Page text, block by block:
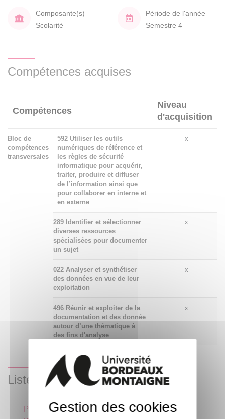
Composante(s)
Scolarité
Période de l'année
Semestre 4
Compétences acquises
Compétences
Niveau
d'acquisition
Bloc de
compétences
transversales
592 Utiliser les outils
numériques de référence et
les règles de sécurité
informatique pour acquérir,
traiter, produire et diffuser
de l’information ainsi que
pour collaborer en interne et
en externe
x
289 Identifier et sélectionner
diverses ressources
spécialisées pour documenter
un sujet
x
022 Analyser et synthétiser
des données en vue de leur
exploitation
x
496 Réunir et exploiter de la
documentation et des donnée
autour d’une thématique à
des fins d'analyse
x
Liste des enseignements
Projet professionnel et
3 crédits
Gestion des cookies